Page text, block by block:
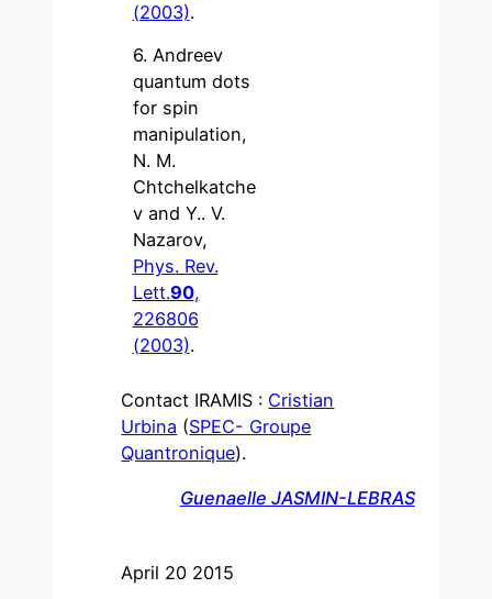
April 20 2015
(2003).
6. Andreev
quantum dots
for spin
manipulation,
N. M.
Chtchelkatche
v and Y.. V.
Nazarov,
Phys. Rev.
Lett.90,
226806
(2003).
Contact IRAMIS : Cristian
Urbina (SPEC- Groupe
Quantronique).
Guenaelle JASMIN-LEBRAS